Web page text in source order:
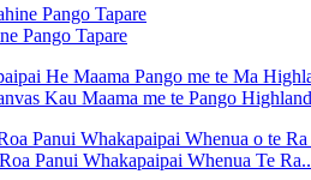
Pango Tapare
Kau Maama me te Pango
Panui Whakapaipai Whenua Te